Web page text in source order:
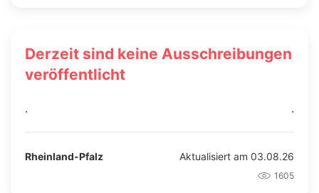
Derzeit sind keine Ausschreibungen
veröffentlicht
. .
Rheinland-Pfalz Aktualisiert am 03.08.26
1605